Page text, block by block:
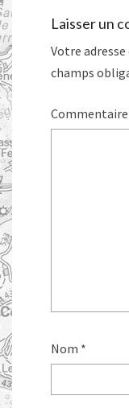
Laisser un
Votre
champs
Commentaire
Nom *